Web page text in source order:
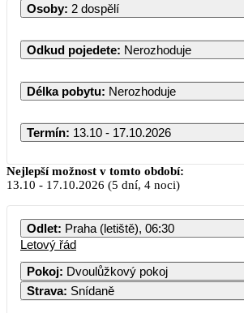
Osoby: 2 dospělí
Odkud pojedete: Nerozhoduje
Délka pobytu: Nerozhoduje
Termín: 13.10 - 17.10.2026
Říjen 2026
PO ÚT ST ČT PÁ
5
Nejlepší možnost v tomto období:
13.10 - 17.10.2026 (5 dní, 4 noci)
Odlet: Praha (letiště), 06:30
Letový řád
Pokoj: Dvoulůžkový pokoj
Strava: Snídaně